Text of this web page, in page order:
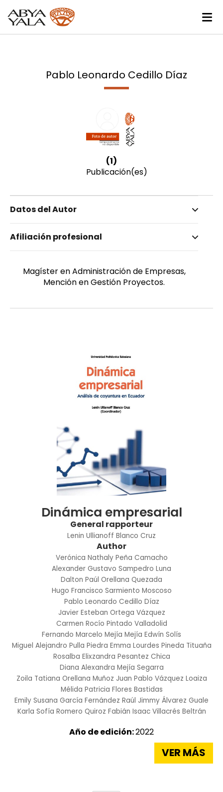
Pablo Leonardo Cedillo Díaz
(1)
Publicación(es)
Datos del Autor
Cedillo Díaz, Pablo Leonardo
Masculino
Afiliación profesional
Magíster en Administración de Empresas,
Mención en Gestión Proyectos.
Dinámica empresarial
General rapporteur
Lenin Ullianoff Blanco Cruz
Author
Verónica Nathaly Peña Camacho
Alexander Gustavo Sampedro Luna
Dalton Paúl Orellana Quezada
Hugo Francisco Sarmiento Moscoso
Pablo Leonardo Cedillo Díaz
Javier Esteban Ortega Vázquez
Carmen Rocío Pintado Valladolid
Fernando Marcelo Mejía Mejía Edwín Solís
Miguel Alejandro Pulla Piedra Emma Lourdes Pineda Tituaña
Rosalba Elixzandra Pesantez Chica
Diana Alexandra Mejía Segarra
Zoila Tatiana Orellana Muñoz Juan Pablo Vázquez Loaiza
Mélida Patricia Flores Bastidas
Emily Susana García Fernández Raúl Jimmy Álvarez Guale
Karla Sofía Romero Quiroz Fabián Isaac Villacrés Beltrán
Año de edición:2022
VER MÁS